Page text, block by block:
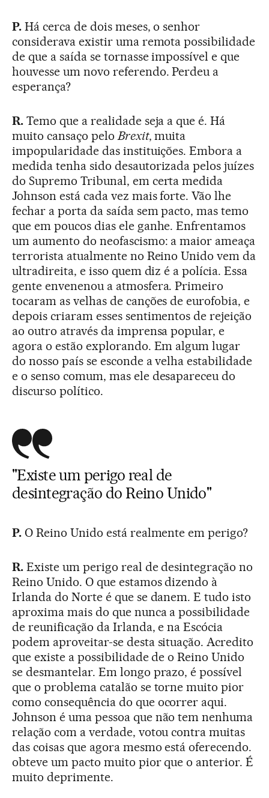
P. Há cerca de dois meses, o senhor
considerava existir uma remota possibilidade
de que a saída se tornasse impossível e que
houvesse um novo referendo. Perdeu a
esperança?
R. Temo que a realidade seja a que é. Há
muito cansaço peloBrexit, muita
impopularidade das instituições. Embora a
medida tenha sido desautorizada pelos juízes
do Supremo Tribunal, em certa medida
Johnson está cada vez mais forte. Vão lhe
fechar a porta da saída sem pacto, mas temo
que em poucos dias ele ganhe. Enfrentamos
um aumento do neofascismo: a maior ameaça
terrorista atualmente no Reino Unido vem da
ultradireita, e isso quem diz é a polícia. Essa
gente envenenou a atmosfera. Primeiro
tocaram as velhas de canções de eurofobia, e
depois criaram esses sentimentos de rejeição
ao outro através da imprensa popular, e
agora o estão explorando. Em algum lugar
do nosso país se esconde a velha estabilidade
e o senso comum, mas ele desapareceu do
discurso político.
"Existe um perigo real de
desintegração do Reino Unido"
P. O Reino Unido está realmente em perigo?
R. Existe um perigo real de desintegração no
Reino Unido. O que estamos dizendo à
Irlanda do Norte é que se danem. E tudo isto
aproxima mais do que nunca a possibilidade
de reunificação da Irlanda, e na Escócia
podem aproveitar-se desta situação. Acredito
que existe a possibilidade de o Reino Unido
se desmantelar. Em longo prazo, é possível
que o problema catalão se torne muito pior
como consequência do que ocorrer aqui.
Johnson é uma pessoa que não tem nenhuma
relação com a verdade, votou contra muitas
das coisas que agora mesmo está oferecendo.
obteve um pacto muito pior que o anterior. É
muito deprimente.